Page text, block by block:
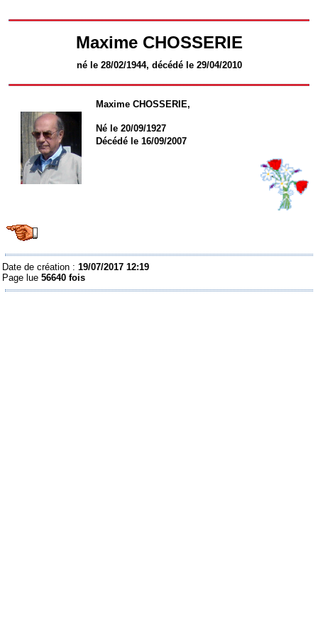
Maxime CHOSSERIE
né le 28/02/1944, décédé le 29/04/2010
Maxime CHOSSERIE,
Né le 20/09/1927
Décédé le 16/09/2007
Date de création :19/07/2017 12:19
Page lue56640 fois